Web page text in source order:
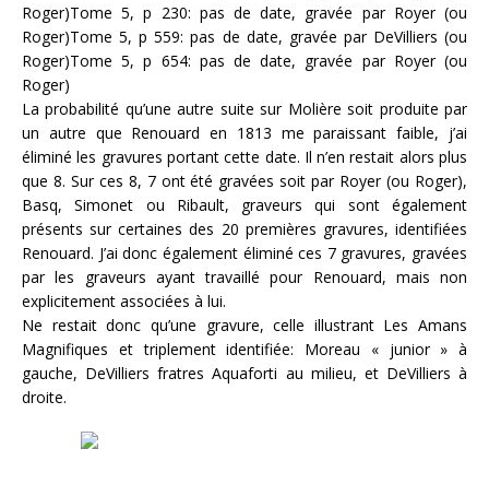
Roger)Tome 5, p 230: pas de date, gravée par Royer (ou
Roger)Tome 5, p 559: pas de date, gravée par DeVilliers (ou
Roger)Tome 5, p 654: pas de date, gravée par Royer (ou
Roger)
La probabilité qu’une autre suite sur Molière soit produite par
un autre que Renouard en 1813 me paraissant faible, j’ai
éliminé les gravures portant cette date. Il n’en restait alors plus
que 8. Sur ces 8, 7 ont été gravées soit par Royer (ou Roger),
Basq, Simonet ou Ribault, graveurs qui sont également
présents sur certaines des 20 premières gravures, identifiées
Renouard. J’ai donc également éliminé ces 7 gravures, gravées
par les graveurs ayant travaillé pour Renouard, mais non
explicitement associées à lui.
Ne restait donc qu’une gravure, celle illustrant Les Amans
Magnifiques et triplement identifiée: Moreau « junior » à
gauche, DeVilliers fratres Aquaforti au milieu, et DeVilliers à
droite.